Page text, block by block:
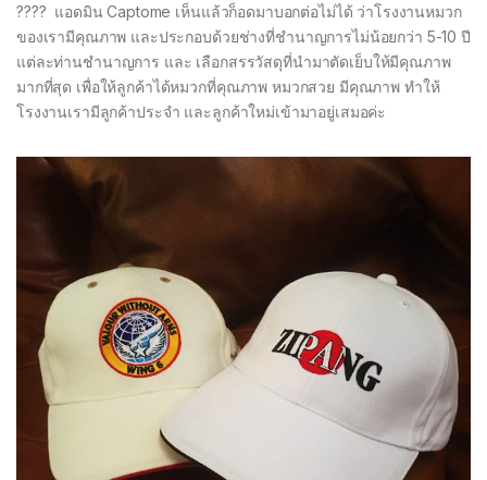
???? แอดมิน Captome เห็นแล้วก็อดมาบอกต่อไม่ได้ ว่าโรงงานหมวก
ของเรามีคุณภาพ และประกอบด้วยช่างที่ชำนาญการไม่น้อยกว่า 5-10 ปี
แต่ละท่านชำนาญการ และ เลือกสรรวัสดุที่นำมาตัดเย็บให้มีคุณภาพ
มากที่สุด เพื่อให้ลูกค้าได้หมวกที่คุณภาพ หมวกสวย มีคุณภาพ ทำให้
โรงงานเรามีลูกค้าประจำ และลูกค้าใหม่เข้ามาอยู่เสมอค่ะ